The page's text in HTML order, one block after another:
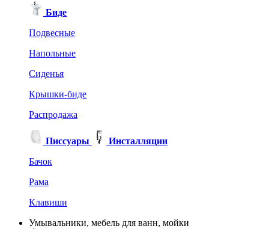
Биде
Подвесные
Напольные
Сиденья
Крышки-биде
Распродажа
Писсуары
Инсталляции
Бачок
Рама
Клавиши
Умывальники, мебель для ванн, мойки